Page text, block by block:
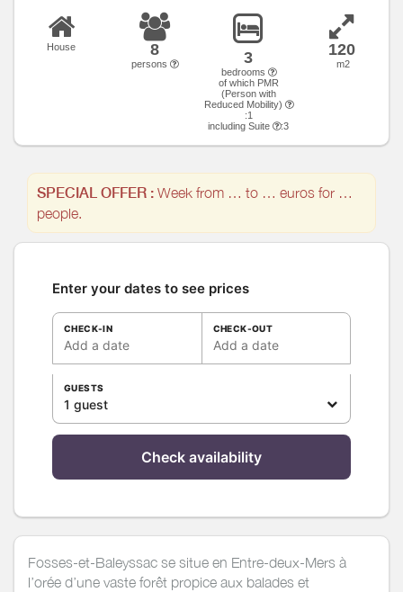
House 8
persons 3
bedrooms
of which PMR
(Person with
Reduced Mobility)
:1
including Suite
:3
120
m2
SPECIAL OFFER : Week from … to … euros for …
people.
Enter your dates to see prices
CHECK-IN
Add a date
CHECK-OUT
Add a date
GUESTS
1 guest
Check availability
Fosses-et-Baleyssac se situe en Entre-deux-Mers à
l’orée d’une vaste forêt propice aux balades et